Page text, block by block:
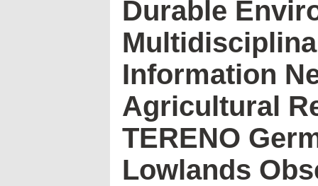
Durable
Information
Agricultural
TERENO
Lowlands